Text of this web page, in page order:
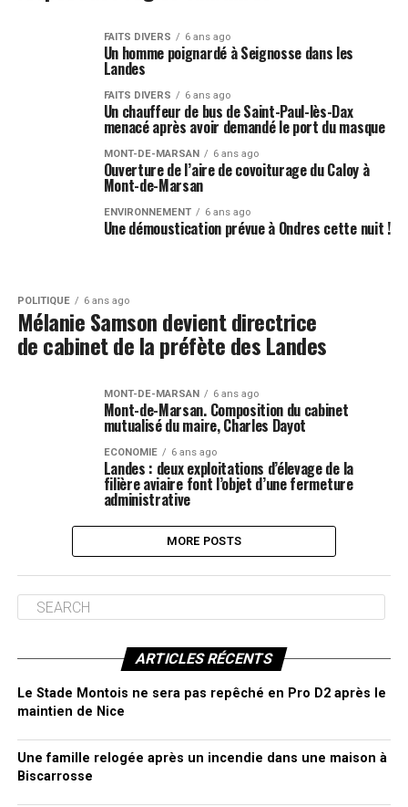
FAITS DIVERS 6 ans ago
Un homme poignardé à Seignosse dans les
Landes
FAITS DIVERS 6 ans ago
Un chauffeur de bus de Saint-Paul-lès-Dax
menacé après avoir demandé le port du masque
MONT-DE-MARSAN 6 ans ago
Ouverture de l’aire de covoiturage du Caloy à
Mont-de-Marsan
ENVIRONNEMENT 6 ans ago
Une démoustication prévue à Ondres cette nuit !
POLITIQUE 6 ans ago
Mélanie Samson devient directrice
de cabinet de la préfète des Landes
MONT-DE-MARSAN 6 ans ago
Mont-de-Marsan. Composition du cabinet
mutualisé du maire, Charles Dayot
ECONOMIE 6 ans ago
Landes : deux exploitations d’élevage de la
filière aviaire font l’objet d’une fermeture
administrative
MORE POSTS
ARTICLES RÉCENTS
Le Stade Montois ne sera pas repêché en Pro D2 après le
maintien de Nice
Une famille relogée après un incendie dans une maison à
Biscarrosse